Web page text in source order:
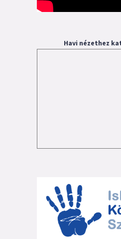
Havi nézethez